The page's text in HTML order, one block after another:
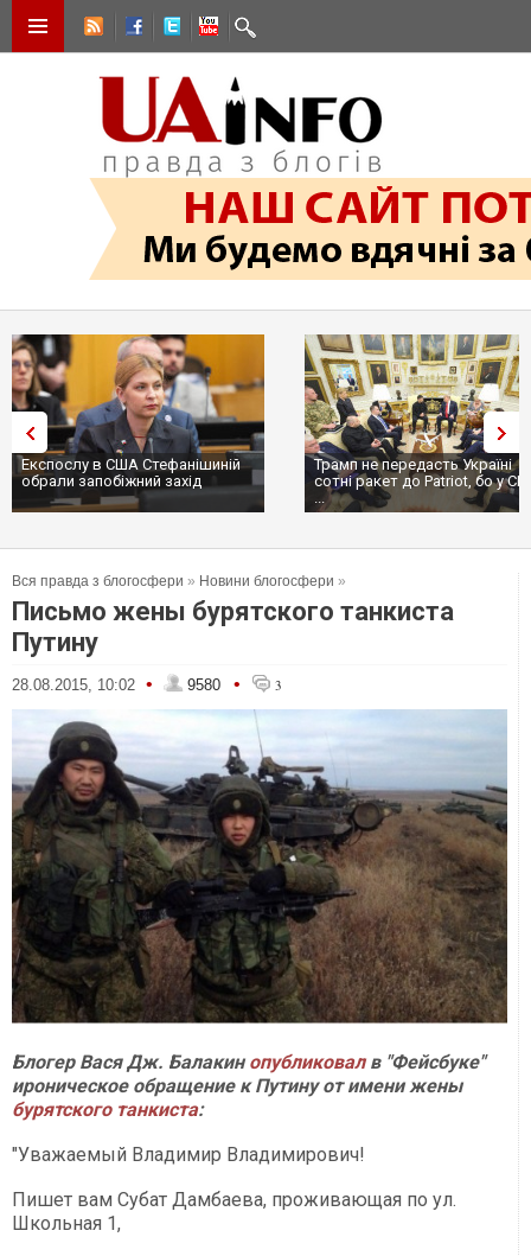
Експослу в США Стефанішиній
обрали запобіжний захід
Трамп не передасть Україні
сотні ракет до Patriot, бо у
...
Вся правда з блогосфери » Новини блогосфери »
Письмо жены бурятского танкиста
Путину
28.08.2015, 10:02 • 9580 • 3
Блогер Вася Дж. Балакин опубликовалв "Фейсбуке"
ироническое обращение к Путину от имени жены
бурятского танкиста:
"Уважаемый Владимир Владимирович!
Пишет вам Субат Дамбаева, проживающая по ул.
Школьная 1,